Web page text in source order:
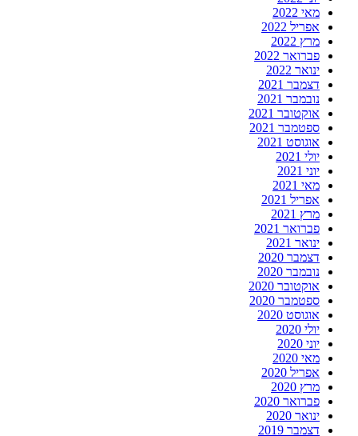
מאי 2022
אפריל 2022
מרץ 2022
פברואר 2022
ינואר 2022
דצמבר 2021
נובמבר 2021
אוקטובר 2021
ספטמבר 2021
אוגוסט 2021
יולי 2021
יוני 2021
מאי 2021
אפריל 2021
מרץ 2021
פברואר 2021
ינואר 2021
דצמבר 2020
נובמבר 2020
אוקטובר 2020
ספטמבר 2020
אוגוסט 2020
יולי 2020
יוני 2020
מאי 2020
אפריל 2020
מרץ 2020
פברואר 2020
ינואר 2020
דצמבר 2019